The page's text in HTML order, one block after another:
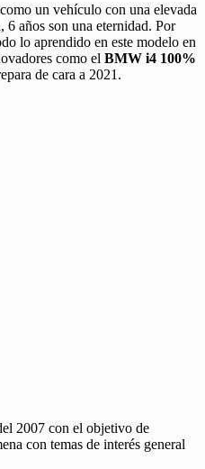
un vehículo con una elevada
6 años son una eternidad. Por
lo aprendido en este modelo en
como el BMW i4 100%
de cara a 2021.
2007 con el objetivo de
con temas de interés general